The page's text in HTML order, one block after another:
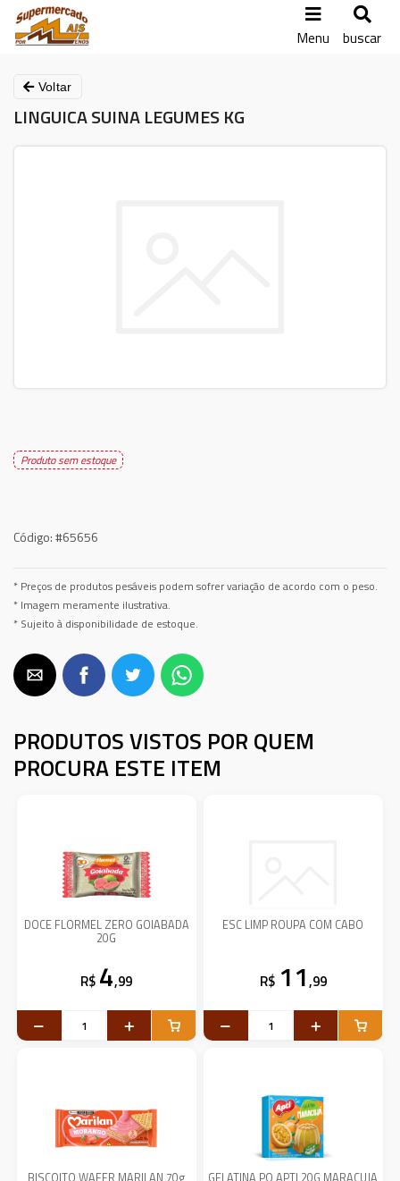
Menu buscar
Voltar
LINGUICA SUINA LEGUMES KG
Produto sem estoque
Código:#65656
* Preços de produtos pesáveis podem sofrer variação de acordo com o peso.
* Imagem meramente ilustrativa.
* Sujeito à disponibilidade de estoque.
PRODUTOS VISTOS POR QUEM
PROCURA ESTE ITEM
DOCE FLORMEL ZERO GOIABADA
20G
R$ 4,99
ESC LIMP ROUPA COM CABO
R$ 11,99